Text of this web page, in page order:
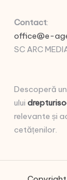
Contact:
office@e-
SC ARC
Descoperă
ului
relevante și
cetățenilor.